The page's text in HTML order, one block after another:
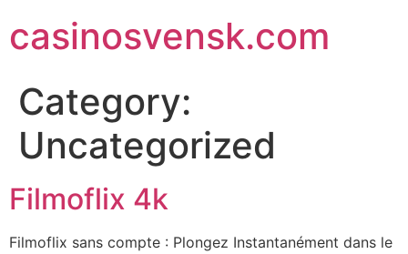
to
content
casinosvensk.com
Category:
Uncategorized
Filmoflix 4k
Filmoflix sans compte : Plongez Instantanément dans le